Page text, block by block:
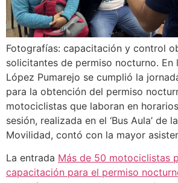
Fotografías: capacitación y control
solicitantes de permiso nocturno. En
López Pumarejo se cumplió la
para la obtención del permiso
motociclistas que laboran en
sesión, realizada en el ‘Bus Aula’ de
Movilidad, contó con la mayor
La entrada Más de 50 motociclistas
capacitación para el permiso